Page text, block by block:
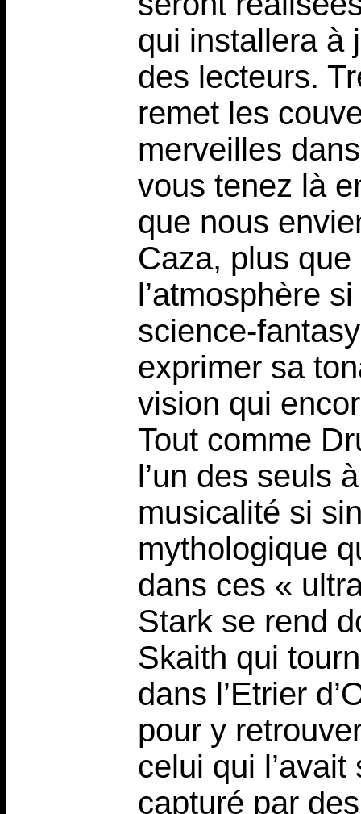
qui installera à
des lecteurs.
remet les
merveilles
vous tenez là
que nous
Caza, plus
l’atmosphère
science-
exprimer sa
vision qui
Tout comme
l’un des seuls
musicalité si
mythologique
dans ces «
Stark se rend
Skaith qui
dans l’Etrier
pour y
celui qui
capturé par